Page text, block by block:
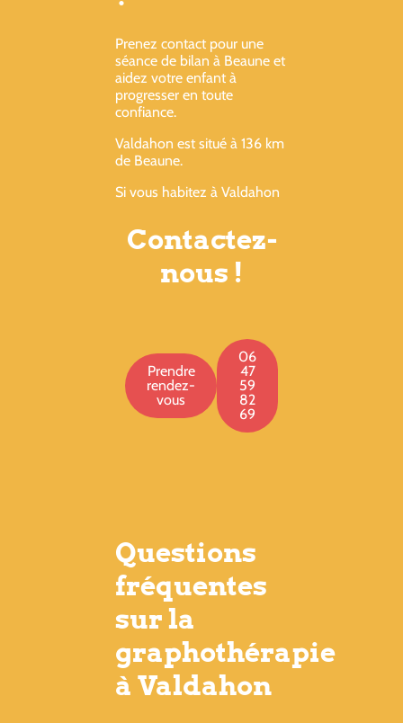
Prenez contact pour une
séance de bilan à Beaune et
aidez votre enfant à
progresser en toute
confiance.
Valdahon est situé à 136 km
de Beaune.
Si vous habitez à Valdahon
Contactez-
nous !
Prendre
rendez-
vous
06
47
59
82
69
Questions
fréquentes
sur la
graphothérapie
à Valdahon